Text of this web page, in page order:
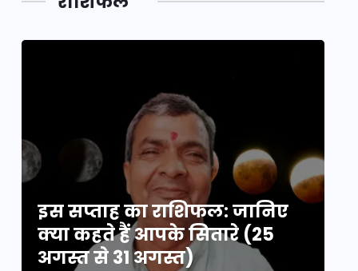
का लिंक
इस सप्ताह का राशिफल: जानिए
क्या कहते हैं आपके सितारे (25
अगस्त से 31 अगस्त)